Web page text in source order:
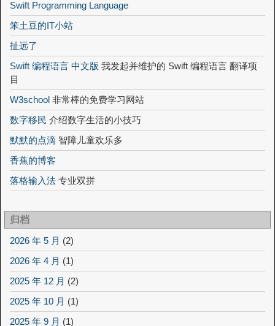
Swift Programming Language
笨土豆的IT小站
扯远了
Swift 编程语言 中文版 我发起并维护的 Swift 编程语言 翻译项
目
W3school 非常棒的免费学习网站
数字移民 介绍数字生活的小技巧
默默的点滴 智障儿童欢乐多
香蕉的博客
落格输入法 专业双拼
归档
2026 年 5 月 (2)
2026 年 4 月 (1)
2025 年 12 月 (2)
2025 年 10 月 (1)
2025 年 9 月 (1)